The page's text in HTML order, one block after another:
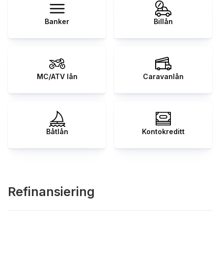
Banker Billån
MC/ATV lån Caravanlån
Båtlån Kontokreditt
Refinansiering